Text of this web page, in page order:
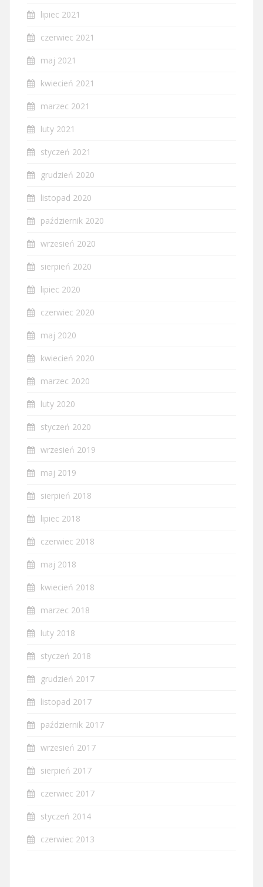
lipiec 2021
czerwiec 2021
maj 2021
kwiecień 2021
marzec 2021
luty 2021
styczeń 2021
grudzień 2020
listopad 2020
październik 2020
wrzesień 2020
sierpień 2020
lipiec 2020
czerwiec 2020
maj 2020
kwiecień 2020
marzec 2020
luty 2020
styczeń 2020
wrzesień 2019
maj 2019
sierpień 2018
lipiec 2018
czerwiec 2018
maj 2018
kwiecień 2018
marzec 2018
luty 2018
styczeń 2018
grudzień 2017
listopad 2017
październik 2017
wrzesień 2017
sierpień 2017
czerwiec 2017
styczeń 2014
czerwiec 2013